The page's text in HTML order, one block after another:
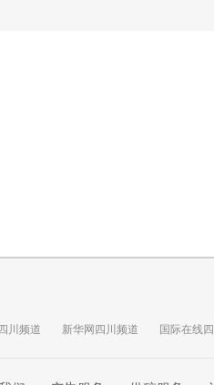
川频道 新华网四川频道 国际在线